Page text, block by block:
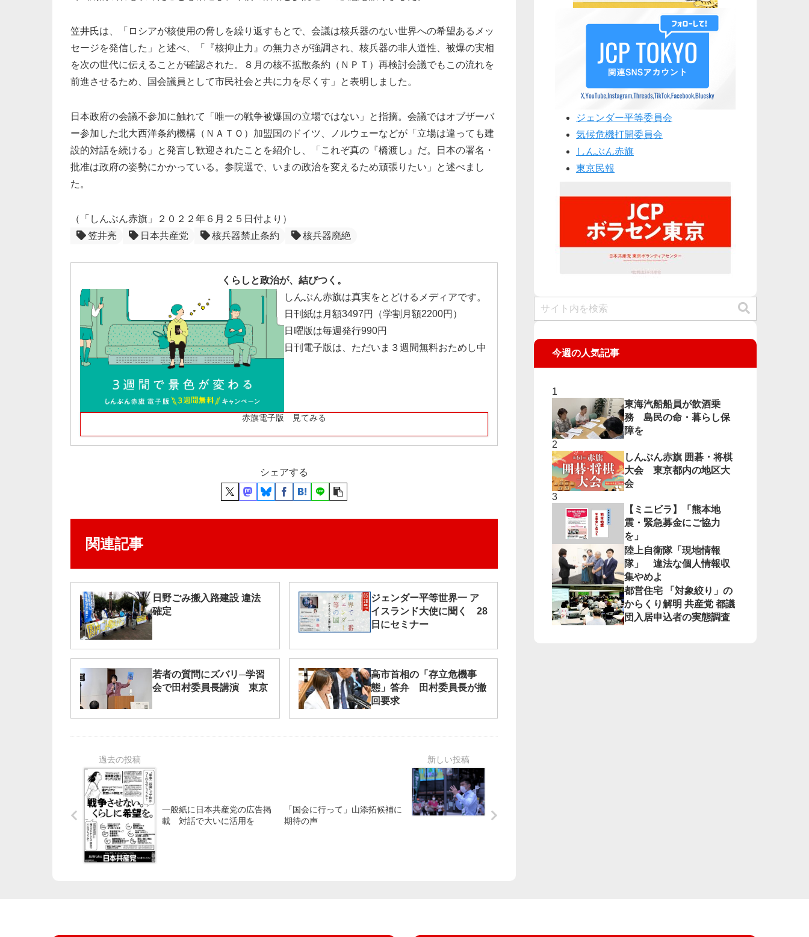
笠井氏は、「ロシアが核使用の脅しを繰り返すもとで、会議は核兵器のない世界への希望あるメッ
セージを発信した」と述べ、「『核抑止力』の無力さが強調され、核兵器の非人道性、被爆の実相
を次の世代に伝えることが確認された。８月の核不拡散条約（ＮＰＴ）再検討会議でもこの流れを
前進させるため、国会議員として市民社会と共に力を尽くす」と表明しました。
日本政府の会議不参加に触れて「唯一の戦争被爆国の立場ではない」と指摘。会議ではオブザーバ
ー参加した北大西洋条約機構（ＮＡＴＯ）加盟国のドイツ、ノルウェーなどが「立場は違っても建
設的対話を続ける」と発言し歓迎されたことを紹介し、「これぞ真の『橋渡し』だ。日本の署名・
批准は政府の姿勢にかかっている。参院選で、いまの政治を変えるため頑張りたい」と述べまし
た。
（「しんぶん赤旗」２０２２年６月２５日付より）
笠井亮
日本共産党 核兵器禁止条約 核兵器廃絶
くらしと政治が、結びつく。
しんぶん赤旗は真実をとどけるメディアです。
日刊紙は月額3497円（学割月額2200円）
日曜版は毎週発行990円
日刊電子版は、ただいま３週間無料おためし中
赤旗電子版 見てみる
シェアする
関連記事
日野ごみ搬入路建設 違法
確定
ジェンダー平等世界一 ア
イスランド大使に聞く 28
日にセミナー
若者の質問にズバリ─学習
会で田村委員長講演 東京
高市首相の「存立危機事
態」答弁 田村委員長が撤
回要求
一般紙に日本共産党の広告掲
載 対話で大いに活用を
「国会に行って」山添拓候補に
期待の声
ジェンダー平等委員会
気候危機打開委員会
しんぶん赤旗
東京民報
今週の人気記事
東海汽船船員が飲酒乗
務 島民の命・暮らし保
障を
しんぶん赤旗 囲碁・将棋
大会 東京都内の地区大
会
【ミニビラ】「熊本地
震・緊急募金にご協力
を」
陸上自衛隊「現地情報
隊」 違法な個人情報収
集やめよ
都営住宅 「対象絞り」の
からくり解明 共産党 都議
団入居申込者の実態調査